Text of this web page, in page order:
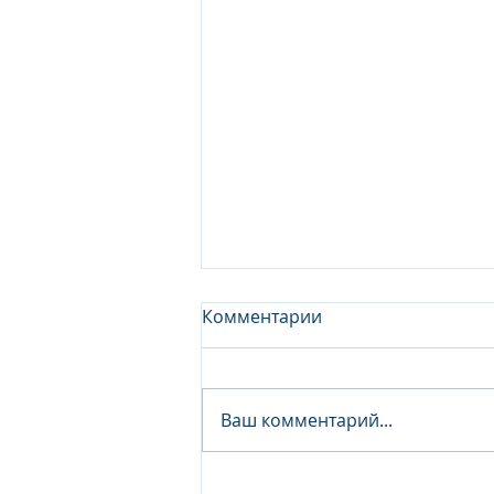
Комментарии
Ваш комментарий...